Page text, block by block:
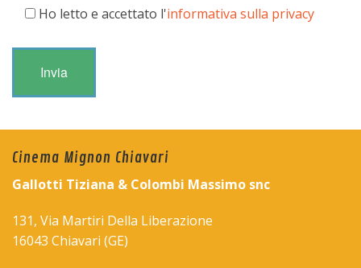
Ho letto e accettato l'informativa sulla privacy
Cinema Mignon Chiavari
Gallotti Tiziana & Colombi Massimo snc
131, Via Martiri Della Liberazione
16043 Chiavari (GE)